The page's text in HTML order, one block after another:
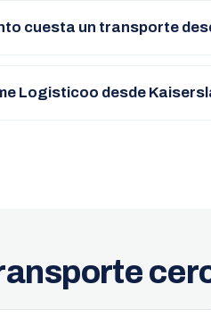
cuesta un transporte
Logisticoo desde